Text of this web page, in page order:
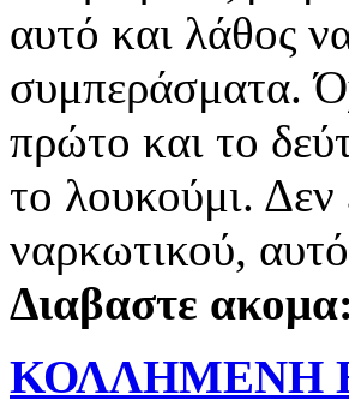
αυτό και λάθος
συμπεράσματα.
πρώτο και το
το λουκούμι. Δεν
ναρκωτικού,
Διαβαστε ακομα:
ΚΟΛΛΗΜΕΝΗ